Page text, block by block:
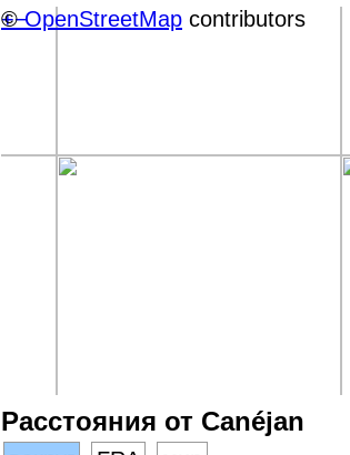
+−
©OpenStreetMap contributors
Расстояния от Canéjan